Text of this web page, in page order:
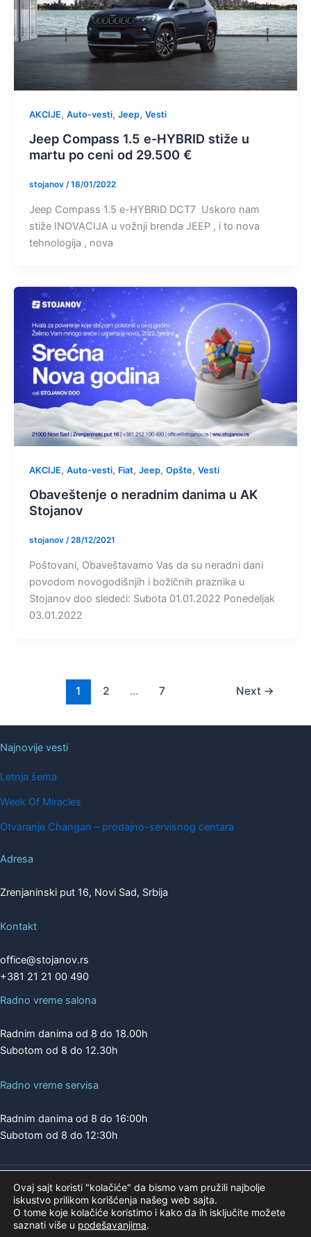
AKCIJE, Auto-vesti, Jeep, Vesti
Jeep Compass 1.5 e-HYBRID stiže u
martu po ceni od 29.500 €
stojanov /18/01/2022
Jeep Compass 1.5 e-HYBRID DCT7 Uskoro nam
stiže INOVACIJA u vožnji brenda JEEP , i to nova
tehnologija , nova
AKCIJE, Auto-vesti, Fiat, Jeep, Opšte, Vesti
Obaveštenje o neradnim danima u AK
Stojanov
stojanov /28/12/2021
Poštovani, Obaveštavamo Vas da su neradni dani
povodom novogodišnjih i božičnih praznika u
Stojanov doo sledeći: Subota 01.01.2022 Ponedeljak
03.01.2022
1 2 … 7 Next →
Najnovije vesti
Letnja šema
Week Of Miracles
Otvaranje Changan – prodajno-servisnog centara
Adresa
Zrenjaninski put 16, Novi Sad, Srbija
Kontakt
office@stojanov.rs
+381 21 21 00 490
Radno vreme salona
Radnim danima od 8 do 18.00h
Subotom od 8 do 12.30h
Radno vreme servisa
Radnim danima od 8 do 16:00h
Subotom od 8 do 12:30h
Copyright © 2026 | A.K. STOJANOV
Pogledajte našu ponudu na
Ovaj sajt koristi "kolačiće" da bismo vam pružili najbolje
iskustvo prilikom korišćenja našeg web sajta.
O tome koje kolačiće koristimo i kako da ih isključite možete
saznati više u podešavanjima.